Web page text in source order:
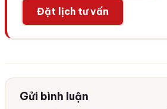
Đặt lịch tư vấn
Gửi bình luận